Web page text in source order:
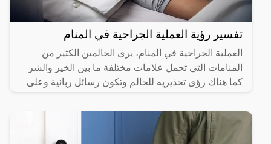
تفسير رؤية العملية الجراحية في المنام
العملية الجراحية في المنام، يرى الحالمين الكثير من
المنامات التي تحمل علامات مختلفة ما بين الخير والشر
كما هناك رؤى تحذيريه للحالم وتكون رسائل ربانية وعلى